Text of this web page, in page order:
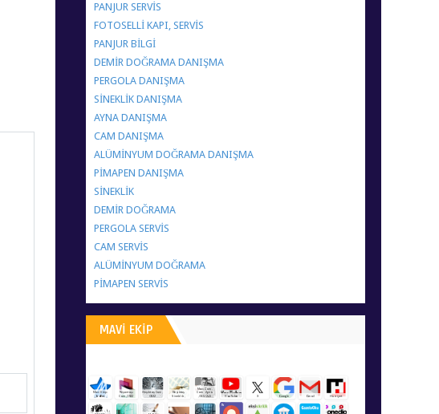
PANJUR SERVİS
FOTOSELLİ KAPI, SERVİS
PANJUR BİLGİ
DEMİR DOĞRAMA DANIŞMA
PERGOLA DANIŞMA
SİNEKLİK DANIŞMA
AYNA DANIŞMA
CAM DANIŞMA
ALÜMİNYUM DOĞRAMA DANIŞMA
PİMAPEN DANIŞMA
SİNEKLİK
DEMİR DOĞRAMA
PERGOLA SERVİS
CAM SERVİS
ALÜMİNYUM DOĞRAMA
PİMAPEN SERVİS
MAVİ EKİP